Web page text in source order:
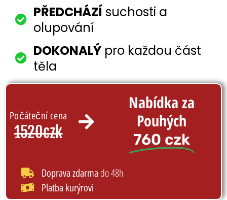
PŘEDCHÁZÍ suchosti a
olupování
DOKONALÝpro každou část
těla
Počáteční cena
1520czk
Nabídka za
Pouhých
760 czk
Doprava zdarma do 48h
Platba kurýrovi